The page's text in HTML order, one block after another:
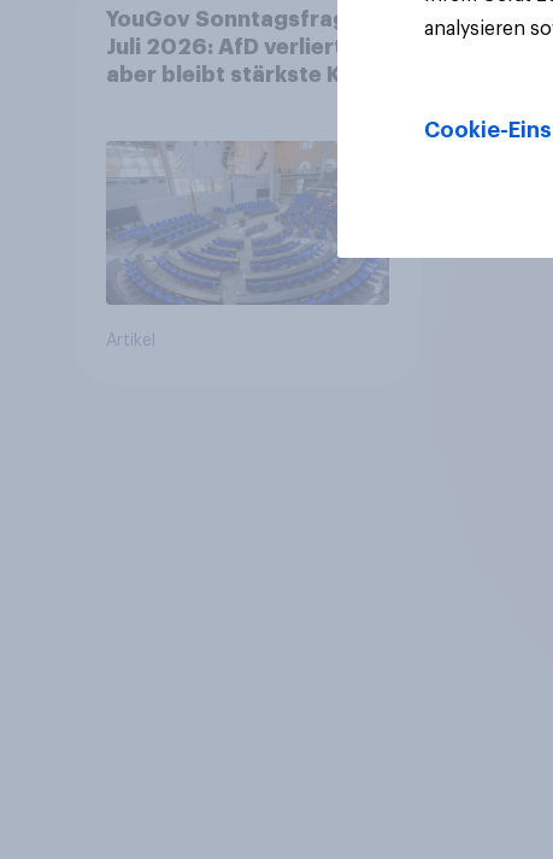
YouGov Sonntagsfrage
Juli 2026: AfD verliert,
aber bleibt stärkste Kraft
Bevölkerung
Artikel
analysieren
Cookie-